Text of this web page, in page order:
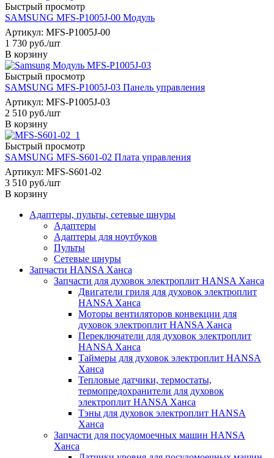
Быстрый просмотр
SAMSUNG MFS-P1005J-00 Модуль
Артикул: MFS-P1005J-00
1 730 руб./шт
В корзину
Быстрый просмотр
SAMSUNG MFS-P1005J-03 Панель управления
Артикул: MFS-P1005J-03
2 510 руб./шт
В корзину
Быстрый просмотр
SAMSUNG MFS-S601-02 Плата управления
Артикул: MFS-S601-02
3 510 руб./шт
В корзину
Адаптеры, пульты, сетевые шнуры
Адаптеры
Адаптеры для ноутбуков
Пульты
Сетевые шнуры
Запчасти HANSA Ханса
Запчасти для духовок электроплит HANSA Ханса
Двигатели гриля для духовок электроплит
HANSA Ханса
Моторы вентиляторов конвекции для
духовок электроплит HANSA Ханса
Переключатели для духовок электроплит
HANSA Ханса
Таймеры для духовок электроплит HANSA
Ханса
Тепловые датчики, термостаты,
термопредохранители для духовок
электроплит HANSA Ханса
Тэны для духовок электроплит HANSA
Ханса
Запчасти для посудомоечных машин HANSA
Ханса